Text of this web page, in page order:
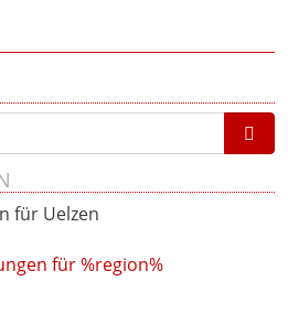
für Uelzen